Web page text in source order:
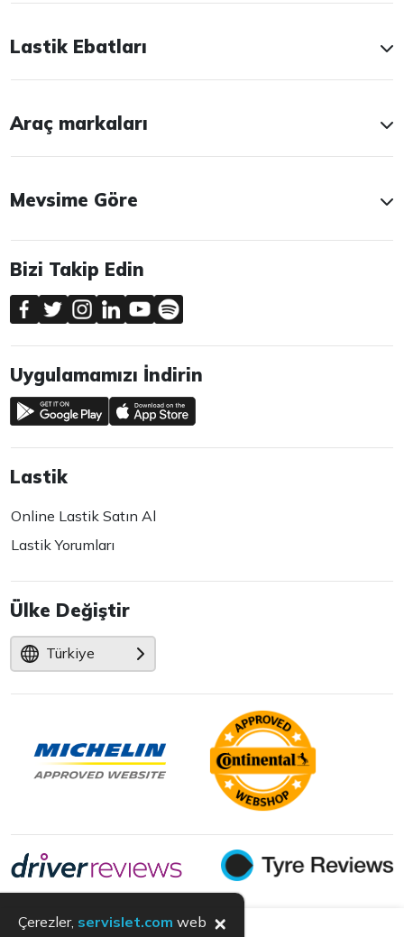
Lastik Ebatları
Araç markaları
Mevsime Göre
Bizi Takip Edin
Uygulamamızı İndirin
Lastik
Online Lastik Satın Al
Lastik Yorumları
Ülke Değiştir
Türkiye
Çerezler, servislet.com web ×